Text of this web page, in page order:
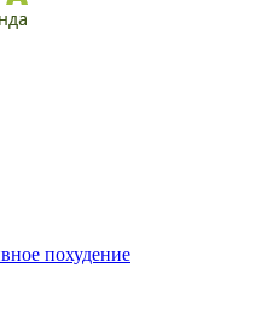
похудение